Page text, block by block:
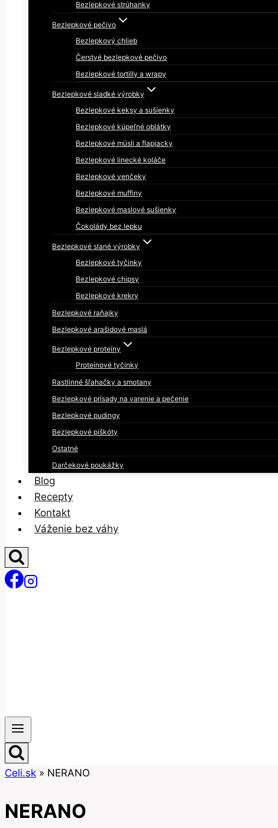
Bezlepkové strúhanky
Bezlepkové pečivo
Bezlepkový chlieb
Čerstvé bezlepkové pečivo
Bezlepkové tortilly a wrapy
Bezlepkové sladké výrobky
Bezlepkové keksy a sušienky
Bezlepkové kúpeľné oblátky
Bezlepkové müsli a flapjacky
Bezlepkové linecké koláče
Bezlepkové venčeky
Bezlepkové muffiny
Bezlepkové maslové sušienky
Čokolády bez lepku
Bezlepkové slané výrobky
Bezlepkové tyčinky
Bezlepkové chipsy
Bezlepkové krekry
Bezlepkové raňajky
Bezlepkové arašidové maslá
Bezlepkové proteíny
Proteínové tyčinky
Rastlinné šľahačky a smotany
Bezlepkové prísady na varenie a pečenie
Bezlepkové pudingy
Bezlepkové piškóty
Ostatné
Darčekové poukážky
Blog
Recepty
Kontakt
Váženie bez váhy
Celi.sk » NERANO
NERANO